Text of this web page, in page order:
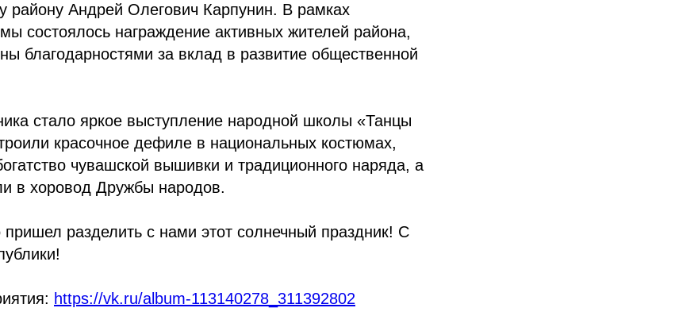
району Андрей Олегович Карпунин. В рамках
состоялось награждение активных жителей района,
благодарностями за вклад в развитие общественной
стало яркое выступление народной школы «Танцы
красочное дефиле в национальных костюмах,
чувашской вышивки и традиционного наряда, а
в хоровод Дружбы народов.
пришел разделить с нами этот солнечный праздник! С
https://vk.ru/album-113140278_311392802